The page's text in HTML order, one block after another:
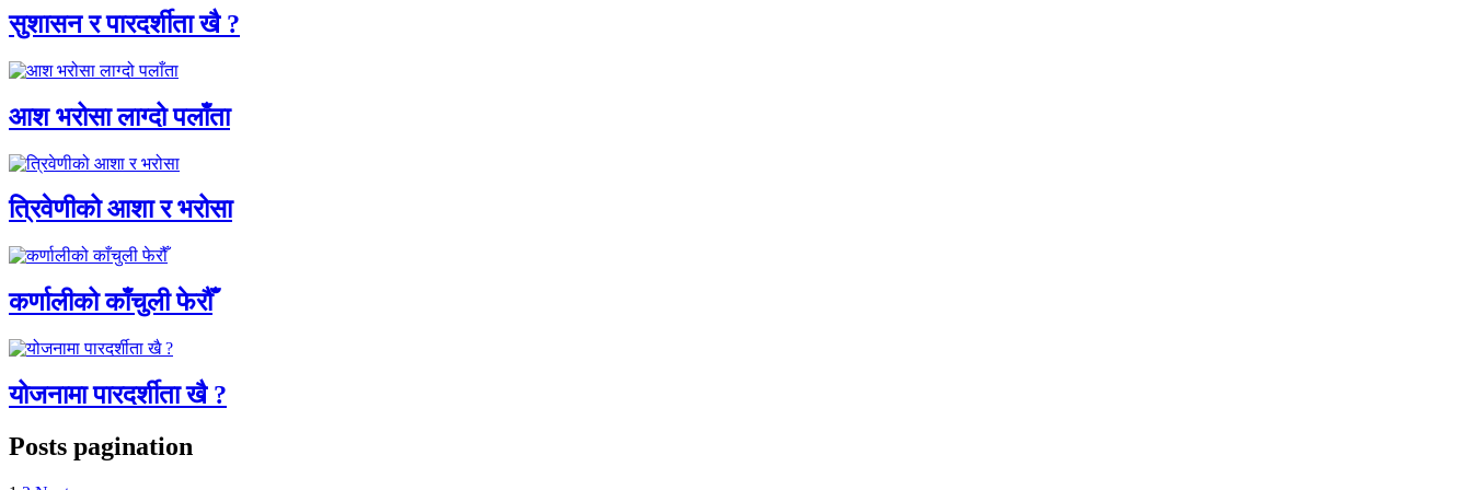
सुशासन र पारदर्शीता खै ?
आश भरोसा लाग्दो पलाँता
त्रिवेणीको आशा र भरोसा
कर्णालीको काँचुली फेरौँ
योजनामा पारदर्शीता खै ?
Posts pagination